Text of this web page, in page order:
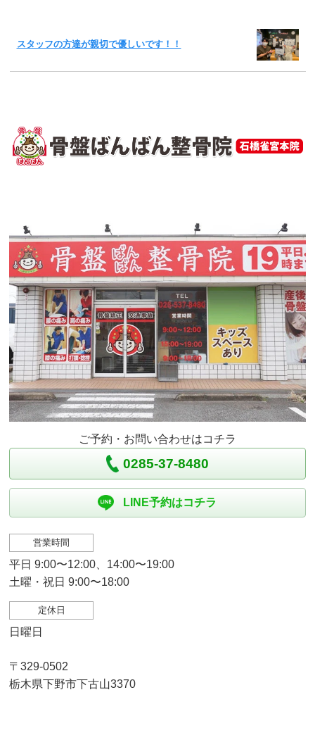
スタッフの方達が親切で優しいです！！
ご予約・お問い合わせはコチラ
0285-37-8480
LINE予約はコチラ
営業時間
平日 9:00〜12:00、14:00〜19:00
土曜・祝日 9:00〜18:00
定休日
日曜日
〒329-0502
栃木県下野市下古山3370